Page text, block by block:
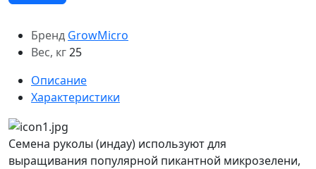
Бренд GrowMicro
Вес, кг25
Описание
Характеристики
Семена руколы (индау) используют для
выращивания популярной пикантной микрозелени,